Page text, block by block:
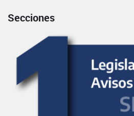
Secciones